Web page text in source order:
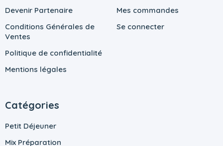
Devenir Partenaire
Conditions Générales de
Ventes
Politique de confidentialité
Mentions légales
Mes commandes
Se connecter
Catégories
Petit Déjeuner
Mix Préparation